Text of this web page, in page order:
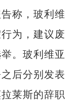
称，玻利维
为，建议废
。玻利维亚
后分别发表
莱斯的辞职